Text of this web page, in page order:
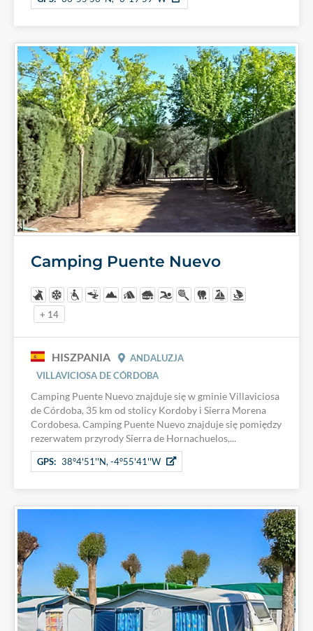
Camping Puente Nuevo
+ 14
HISZPANIA
ANDALUZJA
VILLAVICIOSA DE CÓRDOBA
Camping Puente Nuevo znajduje się w gminie Villaviciosa
de Córdoba, 35 km od stolicy Kordoby i Sierra Morena
Cordobesa. Camping Puente Nuevo znajduje się pomiędzy
rezerwatem przyrody Sierra de Hornachuelos,...
GPS: 38°4'51''N, -4°55'41''W